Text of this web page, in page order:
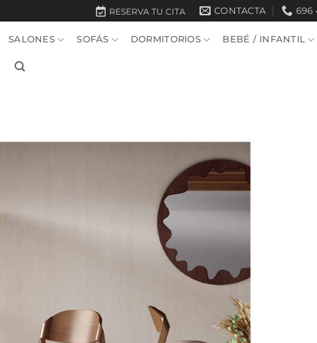
RESERVA TU CITA CONTACTA 696
SALONES SOFÁS DORMITORIOS BEBÉ / INFANTIL